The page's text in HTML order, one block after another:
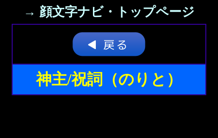
→ 顔文字ナビ・トップページ
神主/祝詞（のりと）